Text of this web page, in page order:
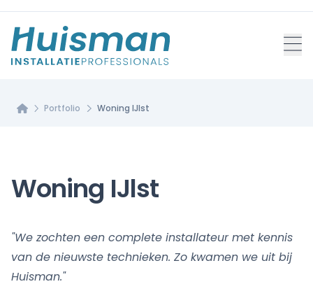
HomePortfolio Woning IJlst
Woning IJlst
"We zochten een complete installateur met kennis
van de nieuwste technieken. Zo kwamen we uit bij
Huisman."